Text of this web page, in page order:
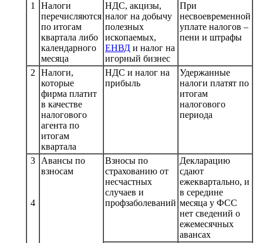
1
Налоги
перечисляются
по итогам
квартала либо
календарного
месяца
НДС, акцизы,
налог на добычу
полезных
ископаемых,
ЕНВД и налог на
игорный бизнес
При
несвоевременной
уплате налогов –
пени и штрафы
2
Налоги,
которые
фирма платит
в качестве
налогового
агента по
итогам
квартала
НДС и налог на
прибыль
Удержанные
налоги платят по
итогам
налогового
периода
3
4
Авансы по
взносам
Взносы по
страхованию от
несчастных
случаев и
профзаболеваний
Декларацию
сдают
ежеквартально, и
в середине
месяца у ФСС
нет сведений о
ежемесячных
авансах